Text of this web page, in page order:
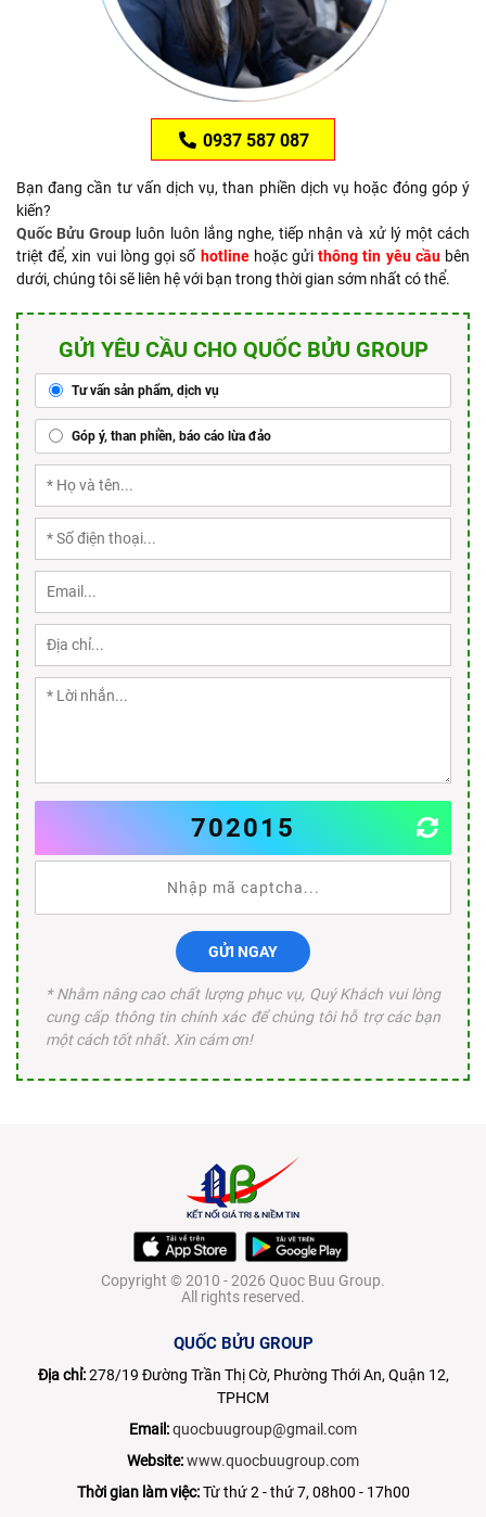
0937 587 087
Bạn đang cần tư vấn dịch vụ, than phiền dịch vụ hoặc đóng góp ý
kiến?
Quốc Bửu Group luôn luôn lắng nghe, tiếp nhận và xử lý một cách
triệt để, xin vui lòng gọi số hotlinehoặc gửithông tin yêu cầubên
dưới, chúng tôi sẽ liên hệ với bạn trong thời gian sớm nhất có thể.
GỬI YÊU CẦU CHO QUỐC BỬU GROUP
Tư vấn sản phẩm, dịch vụ
Góp ý, than phiền, báo cáo lừa đảo
702015
GỬI NGAY
* Nhằm nâng cao chất lượng phục vụ, Quý Khách vui lòng
cung cấp thông tin chính xác để chúng tôi hỗ trợ các bạn
một cách tốt nhất. Xin cám ơn!
Copyright © 2010 - 2026 Quoc Buu Group.
All rights reserved.
QUỐC BỬU GROUP
Địa chỉ:278/19 Đường Trần Thị Cờ, Phường Thới An, Quận 12,
TPHCM
Email:quocbuugroup@gmail.com
Website:www.quocbuugroup.com
Thời gian làm việc:Từ thứ 2 - thứ 7, 08h00 - 17h00